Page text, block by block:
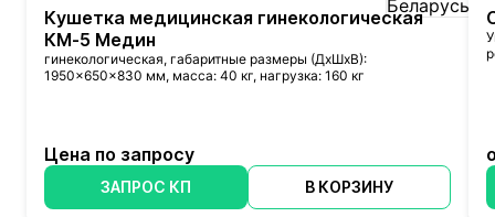
Кушетка медицинская гинекологическая
КМ-5 Медин
гинекологическая, габаритные размеры (ДхШхВ):
1950×650×830 мм, масса: 40 кг, нагрузка: 160 кг
Цена по запросу
ЗАПРОС КП В КОРЗИНУ